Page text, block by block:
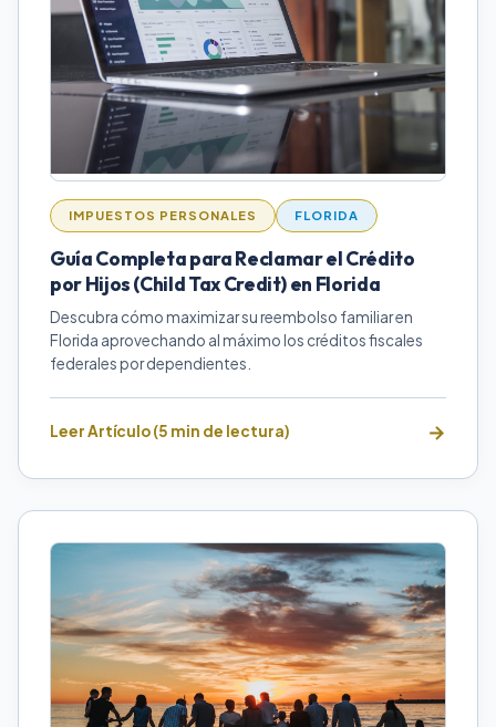
IMPUESTOS PERSONALES FLORIDA
Guía Completa para Reclamar el Crédito
por Hijos (Child Tax Credit) en Florida
Descubra cómo maximizar su reembolso familiar en
Florida aprovechando al máximo los créditos fiscales
federales por dependientes.
Leer Artículo (5 min de lectura)